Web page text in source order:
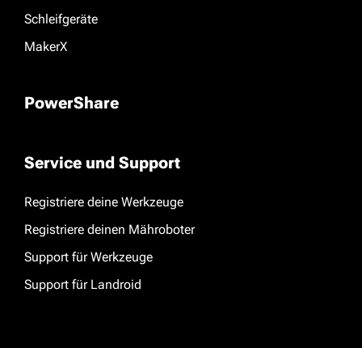
Schleifgeräte
MakerX
PowerShare
Service und Support
Registriere deine Werkzeuge
Registriere deinen Mähroboter
Support für Werkzeuge
Support für Landroid